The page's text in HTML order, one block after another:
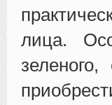
лица.